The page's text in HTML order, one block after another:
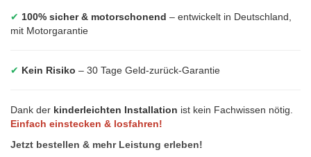
✔ 100% sicher & motorschonend – entwickelt in Deutschland,
mit Motorgarantie
✔ Kein Risiko – 30 Tage Geld-zurück-Garantie
Dank der kinderleichten Installation ist kein Fachwissen nötig.
Einfach einstecken & losfahren!
Jetzt bestellen & mehr Leistung erleben!